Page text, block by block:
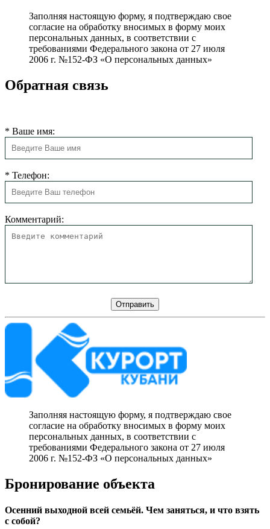
Заполняя настоящую форму, я подтверждаю свое
согласие на обработку вносимых в форму моих
персональных данных, в соответствии с
требованиями Федерального закона от 27 июля
2006 г. №152-ФЗ «О персональных данных»
Обратная связь
* Ваше имя:
* Телефон:
Комментарий:
Заполняя настоящую форму, я подтверждаю свое
согласие на обработку вносимых в форму моих
персональных данных, в соответствии с
требованиями Федерального закона от 27 июля
2006 г. №152-ФЗ «О персональных данных»
Бронирование объекта
Осенний выходной всей семьёй. Чем заняться, и что взять
с собой?